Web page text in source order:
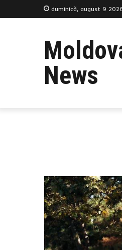
duminică, august 9
News